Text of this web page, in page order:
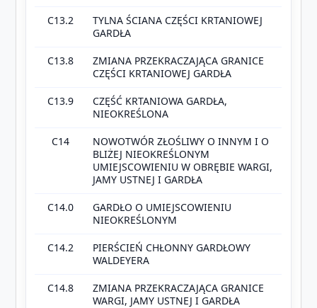
C13.2
TYLNA ŚCIANA CZĘŚCI KRTANIOWEJ
GARDŁA
C13.8
ZMIANA PRZEKRACZAJĄCA GRANICE
CZĘŚCI KRTANIOWEJ GARDŁA
C13.9
CZĘŚĆ KRTANIOWA GARDŁA,
NIEOKREŚLONA
C14
NOWOTWÓR ZŁOŚLIWY O INNYM I O
BLIŻEJ NIEOKREŚLONYM
UMIEJSCOWIENIU W OBRĘBIE WARGI,
JAMY USTNEJ I GARDŁA
C14.0
GARDŁO O UMIEJSCOWIENIU
NIEOKREŚLONYM
C14.2
PIERŚCIEŃ CHŁONNY GARDŁOWY
WALDEYERA
C14.8
ZMIANA PRZEKRACZAJĄCA GRANICE
WARGI, JAMY USTNEJ I GARDŁA